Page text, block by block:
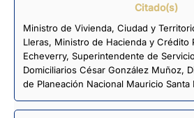
Citado(s)
Ministro de Vivienda, Ciudad y
Lleras, Ministro de Hacienda y Crédito
Echeverry, Superintendente de
Domiciliarios César González Muñoz,
de Planeación Nacional Mauricio Santa